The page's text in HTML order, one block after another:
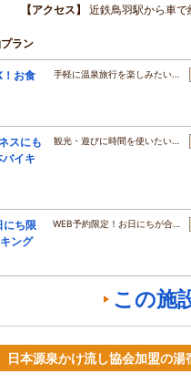
アクセス 近鉄鳥羽駅から車で
ラン
！お食
手軽に温泉旅行を楽しみたい…
スにも
イキ
観光・遊びに時間を使いたい…
にち限
ング
WEB予約限定！お日にちが合…
この施
日本源泉かけ流し協会加盟の湯